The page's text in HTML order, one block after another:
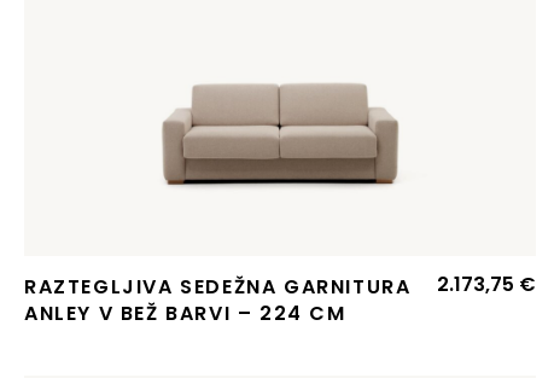
RAZTEGLJIVA SEDEŽNA GARNITURA
ANLEY V BEŽ BARVI – 224 CM
2.173,75 €